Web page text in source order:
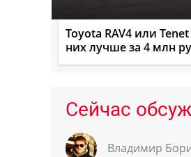
Toyota RAV4 или
них лучше за 4 млн
Сейчас
Владимир